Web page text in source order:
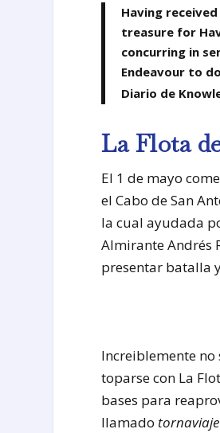
Having
treasure for
concurring in
Endeavour to
Diario de
La Flota
El 1 de mayo
el Cabo de San
la cual ayudada
Almirante Andrés
presentar batalla
Increiblemente no
toparse con La
bases para
llamado tornaviaje